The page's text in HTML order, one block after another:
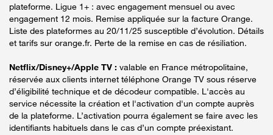
plateforme. Ligue 1+ : avec engagement mensuel ou avec
engagement 12 mois. Remise appliquée sur la facture Orange.
Liste des plateformes au 20/11/25 susceptible d’évolution. Détails
et tarifs sur orange.fr. Perte de la remise en cas de résiliation.
Netflix/Disney+/Apple TV : valable en France métropolitaine,
réservée aux clients internet téléphone Orange TV sous réserve
d’éligibilité technique et de décodeur compatible. L'accès au
service nécessite la création et l'activation d'un compte auprès
de la plateforme. L’activation pourra également se faire avec les
identifiants habituels dans le cas d’un compte préexistant.